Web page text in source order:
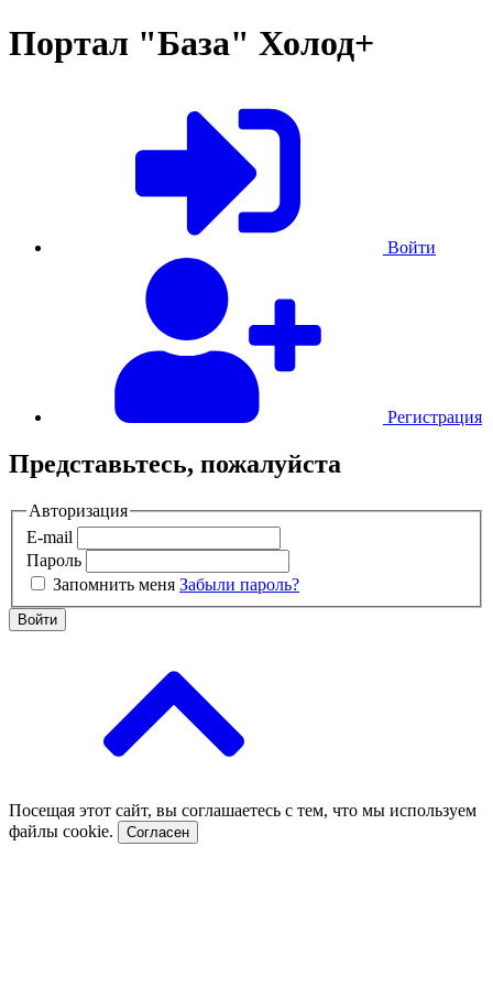
Портал "База" Холод+
Войти
Регистрация
Представьтесь, пожалуйста
Авторизация
E-mail
Пароль
Запомнить меня Забыли пароль?
Войти
Посещая этот сайт, вы соглашаетесь с тем, что мы используем
файлы cookie.
Согласен